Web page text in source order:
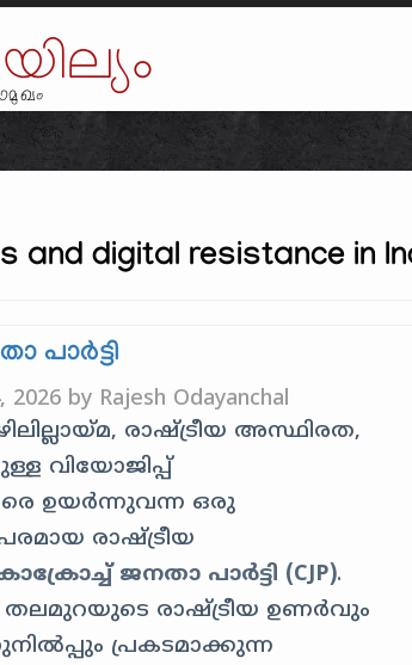
and digital resistance in
പാർട്ടി
2026 by Rajesh Odayanchal
രാഷ്ട്രീയ അസ്ഥിരത,
വിയോജിപ്പ്
ഉയർന്നുവന്ന ഒരു
രാഷ്ട്രീയ
ജനതാ പാർട്ടി (CJP).
തലമുറയുടെ രാഷ്ട്രീയ ഉണർവും
പ്രകടമാക്കുന്ന